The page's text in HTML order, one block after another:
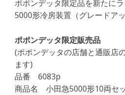
ポポンデッタ限定品を新たに
5000形冷房装置（グレードア
ポポンデッタ限定販売品
(ポポンデッタの店舗と通販店
ます)
品番 6083p
商品名 小田急5000形10両セ